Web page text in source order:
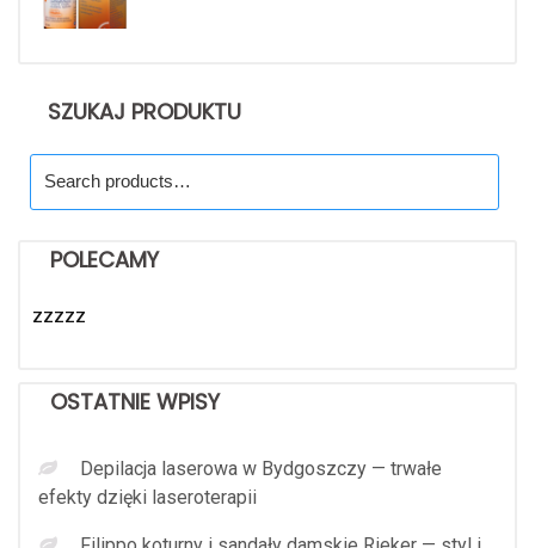
SZUKAJ PRODUKTU
for:
POLECAMY
zzzzz
OSTATNIE WPISY
Depilacja laserowa w Bydgoszczy — trwałe
efekty dzięki laseroterapii